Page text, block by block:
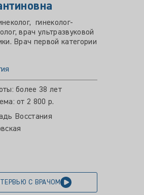
гинеколог-
врач ультразвуковой
Врач первой категории
более 38 лет
от 2 800 р.
Восстания
С ВРАЧОМ